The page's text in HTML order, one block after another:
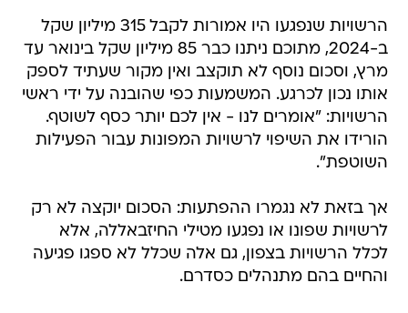
הרשויות שנפגעו היו אמורות לקבל 315 מיליון שקל
ב-2024, מתוכם ניתנו כבר 85 מיליון שקל בינואר עד
מרץ, וסכום נוסף לא תוקצב ואין מקור שעתיד לספק
אותו נכון לכרגע. המשמעות כפי שהובנה על ידי ראשי
הרשויות: "אומרים לנו - אין לכם יותר כסף לשוטף.
הורידו את השיפוי לרשויות המפונות עבור הפעילות
השוטפת".
אך בזאת לא נגמרו ההפתעות: הסכום יוקצה לא רק
לרשויות שפונו או נפגעו מטילי החיזבאללה, אלא
לכלל הרשויות בצפון, גם אלה שכלל לא ספגו פגיעה
והחיים בהם מתנהלים כסדרם.